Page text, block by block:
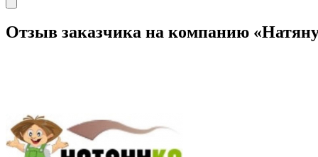
Отзыв заказчика на компанию